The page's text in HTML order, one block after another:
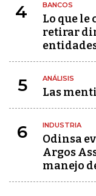
4 BANCOS
Lo que le
retirar
5 ANÁLISIS
Las
6 INDUSTRIA
Odinsa
Argos
manejo